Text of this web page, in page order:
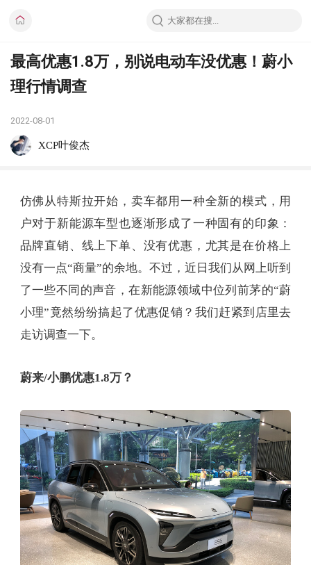
最高优惠1.8万，别说电动车没优惠！蔚小
理行情调查
2022-08-01
XCP叶俊杰
仿佛从特斯拉开始，卖车都用一种全新的模式，用
户对于新能源车型也逐渐形成了一种固有的印象：
品牌直销、线上下单、没有优惠，尤其是在价格上
没有一点“商量”的余地。不过，近日我们从网上听到
了一些不同的声音，在新能源领域中位列前茅的“蔚
小理”竟然纷纷搞起了优惠促销？我们赶紧到店里去
走访调查一下。
蔚来/小鹏优惠1.8万？